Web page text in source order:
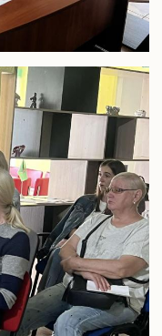
правових наук